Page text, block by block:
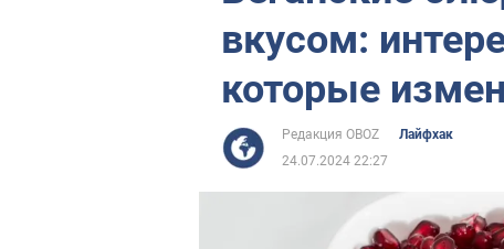
Жизнь
вкусом:
которые
Редакция OBOZ
Лайфхак
24.07.2024 22:27